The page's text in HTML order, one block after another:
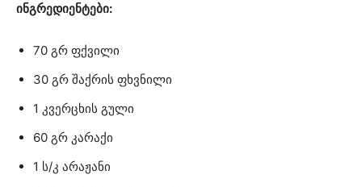
ინგრედიენტები:
70 გრ ფქვილი
30 გრ შაქრის ფხვნილი
1 კვერცხის გული
60 გრ კარაქი
1 ს/კ არაჟანი